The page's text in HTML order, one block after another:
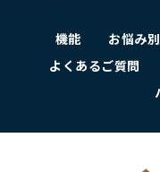
機能 お悩み別
よくあるご質問